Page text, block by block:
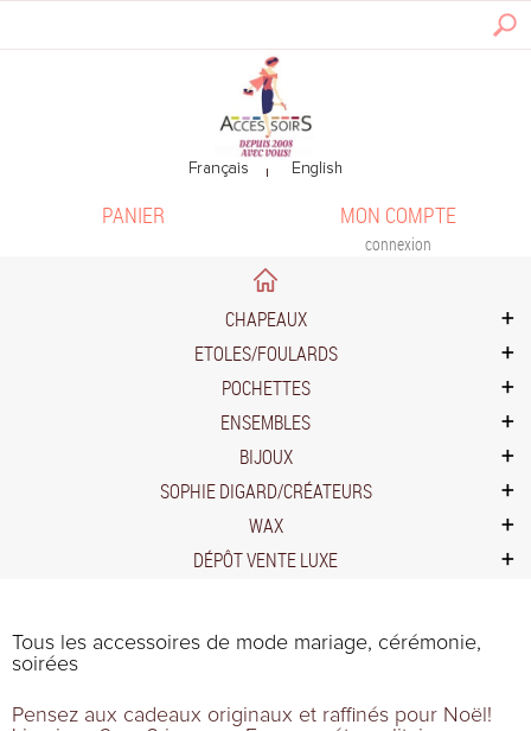
MON COMPTE
connexion
PANIER
CHAPEAUX
ETOLES/FOULARDS
POCHETTES
ENSEMBLES
BIJOUX
SOPHIE DIGARD/CRÉATEURS
WAX
DÉPÔT VENTE LUXE
Tous les accessoires de mode mariage, cérémonie,
soirées
Pensez aux cadeaux originaux et raffinés pour Noël!